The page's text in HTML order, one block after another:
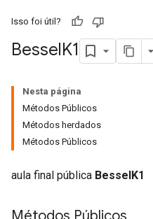
Isso foi útil?
BesselK1
Nesta página
Métodos Públicos
Métodos herdados
Métodos Públicos
aula final pública BesselK1